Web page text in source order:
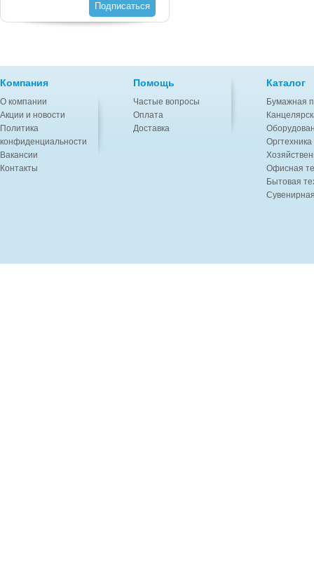
Подписаться
Компания
О компании
Акции и новости
Политика
конфиденциальности
Вакансии
Контакты
Помощь
Частые вопросы
Оплата
Доставка
Каталог
Бумажная
Офисная
Бытовая